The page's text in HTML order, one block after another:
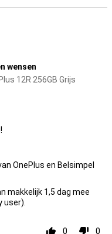
wensen
12R 256GB Grijs
OnePlus en Belsimpel
makkelijk 1,5 dag mee
user).
0 0